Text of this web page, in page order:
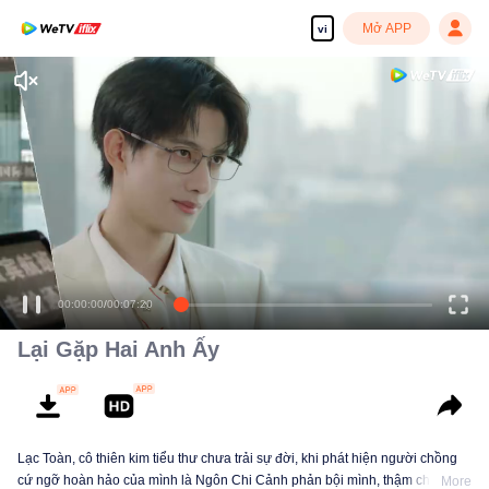
vi Mở APP
00:00:00/00:07:20
♪Đêm nay quá yên tĩnh,
thiếu đi không khí lãng mạn♪
Lại Gặp Hai Anh Ấy
Lạc Toàn, cô thiên kim tiểu thư chưa trải sự đời, khi phát hiện người chồng
cứ ngỡ hoàn hảo của mình là Ngôn Chi Cảnh phản bội mình, thậm chí cònMore